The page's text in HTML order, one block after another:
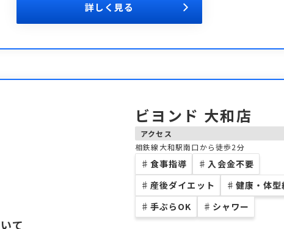
詳しく見る
ビヨンド 大和店
アクセス
相鉄線大和駅南口から徒歩2分
♯ 食事指導 ♯ 入会金不要
♯ 産後ダイエット ♯ 健康・体型
♯ 手ぶらOK ♯ シャワー
て